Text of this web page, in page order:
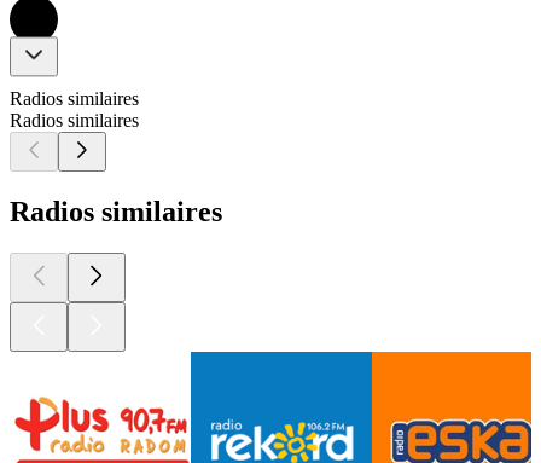
Radios similaires
Radios similaires
Radios similaires